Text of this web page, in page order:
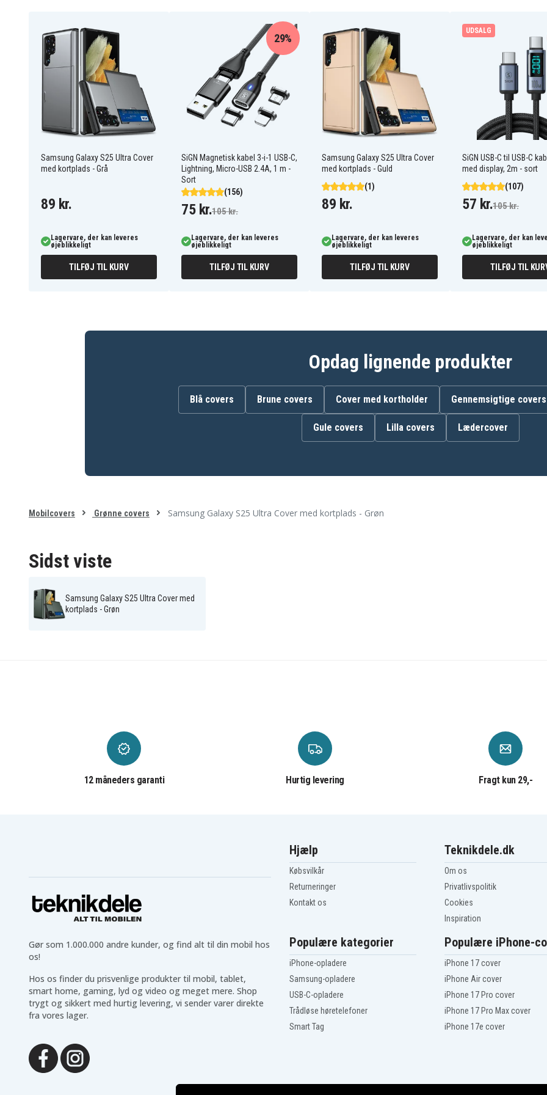
Artikkelnr 6601124785D
Produkttype Cover
Feature Kortlomme
Farve Grøn
Materiale Plastik
Samsung Galaxy S25 Ultra Cover
med kortplads - Grå
89 kr.
Lagervare, der kan leveres
øjeblikkeligt
TILFØJ TIL KURV
SiGN Magnetisk kabel 3-i-1 USB-C,
Lightning, Micro-USB 2.4A, 1 m -
Sort
(156)
29%
75 kr.105 kr.
Lagervare, der kan leveres
øjeblikkeligt
TILFØJ TIL KURV
Samsung Galaxy S25 Ultra Cover
med kortplads - Guld
(1)
89 kr.
Lagervare, der kan leveres
øjeblikkeligt
TILFØJ TIL KURV
UDSALG
SiGN USB-C til USB-C
med display, 2m - sort
(107)
57 kr.105 kr.
Lagervare, der kan
øjeblikkeligt
TILFØJ TIL
Opdag lignende produkter
Blå covers Brune covers Cover med kortholder Gennemsigtige covers
Gule covers Lilla covers Lædercover
Mobilcovers Grønne covers Samsung Galaxy S25 Ultra Cover med kortplads - Grøn
Sidst viste
Samsung Galaxy S25 Ultra Cover med
kortplads - Grøn
12 måneders garanti Hurtig levering Fragt kun 29,-
Gør som 1.000.000 andre kunder, og find alt til din mobil hos
os!
Hos os finder du prisvenlige produkter til mobil, tablet,
smart home, gaming, lyd og video og meget mere. Shop
trygt og sikkert med hurtig levering, vi sender varer direkte
fra vores lager.
Hjælp
Købsvilkår
Returneringer
Kontakt os
Teknikdele.dk
Om os
Privatlivspolitik
Cookies
Inspiration
Populære kategorier
iPhone-opladere
Samsung-opladere
USB-C-opladere
Trådløse høretelefoner
Smart Tag
Populære iPhone-
iPhone 17 cover
iPhone Air cover
iPhone 17 Pro cover
iPhone 17 Pro Max cover
iPhone 17e cover